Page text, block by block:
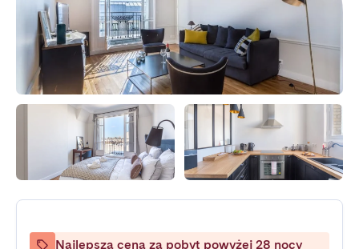
Najlepsza cena za pobyt powyżej 28 nocy